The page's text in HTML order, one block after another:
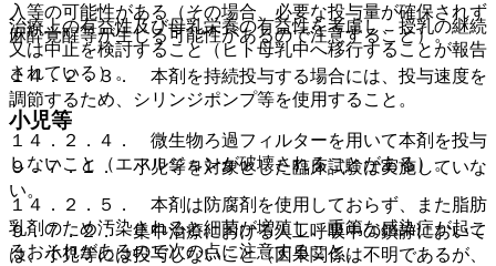
入等の可能性がある（その場合、必要な投与量が確保されず
麻酔覚醒等が生じる可能性があるので注意すること）。
１４．２．３． 本剤を持続投与する場合には、投与速度を
調節するため、シリンジポンプ等を使用すること。
１４．２．４． 微生物ろ過フィルターを用いて本剤を投与
しないこと（エマルジョンが破壊されることがある）。
１４．２．５． 本剤は防腐剤を使用しておらず、また脂肪
乳剤のため汚染されると細菌が増殖し、重篤な感染症が起こ
るおそれがあるので次の点に注意すること。
治療上の有益性及び母乳栄養の有益性を考慮し、授乳の継続
又は中止を検討すること（ヒト母乳中へ移行することが報告
されている）。
小児等
９．７．１． 小児等を対象とした臨床試験は実施していな
い。
９．７．２． 集中治療における人工呼吸中の鎮静において
は、小児等には投与しないこと（因果関係は不明であるが、